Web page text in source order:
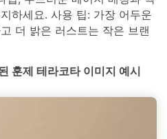
하세요. 사용 팁: 가장 어두운
더 밝은 러스트는 작은 브랜
훈제 테라코타 이미지 예시